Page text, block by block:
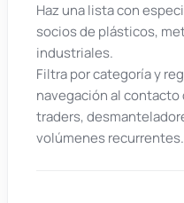
Haz una lista con
socios de plásticos,
industriales.
Filtra por categoría y
navegación al contacto
traders,
volúmenes recurrentes.